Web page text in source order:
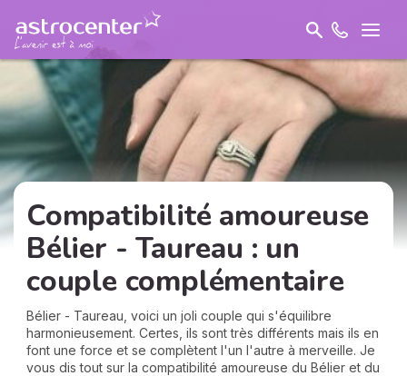
Compatibilité amoureuse
Bélier - Taureau : un
couple complémentaire
Bélier - Taureau, voici un joli couple qui s'équilibre
harmonieusement. Certes, ils sont très différents mais ils en
font une force et se complètent l'un l'autre à merveille. Je
vous dis tout sur la compatibilité amoureuse du Bélier et du